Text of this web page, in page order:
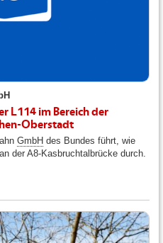
L114 im Bereich der
Oberstadt
GmbH des Bundes führt, wie
der A8-Kasbruchtalbrücke durch.